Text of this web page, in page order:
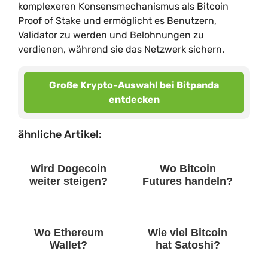
komplexeren Konsensmechanismus als Bitcoin
Proof of Stake und ermöglicht es Benutzern,
Validator zu werden und Belohnungen zu
verdienen, während sie das Netzwerk sichern.
Große Krypto-Auswahl bei Bitpanda
entdecken
ähnliche Artikel:
Wird Dogecoin
weiter steigen?
Wo Bitcoin
Futures handeln?
Wo Ethereum
Wallet?
Wie viel Bitcoin
hat Satoshi?